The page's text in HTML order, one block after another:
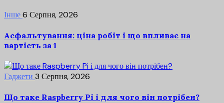
Інше6 Серпня, 2026
Асфальтування: ціна робіт і що впливає на
вартість за 1
Гаджети 3 Серпня, 2026
Що таке Raspberry Pi і для чого він потрібен?